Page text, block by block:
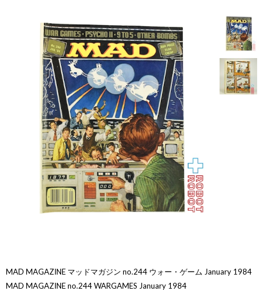
MAD MAGAZINE マッドマガジン no.244 ウォー・ゲーム January 1984
MAD MAGAZINE no.244 WARGAMES January 1984